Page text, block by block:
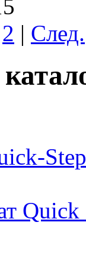
2 | След.
Step
Quick